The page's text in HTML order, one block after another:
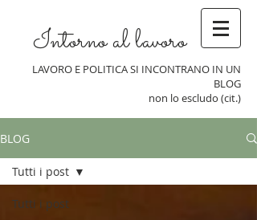
Intorno al lavoro
LAVORO E POLITICA SI INCONTRANO IN UN
BLOG
non lo escludo (cit.)
BLOG
Tutti i post
Tutti i post